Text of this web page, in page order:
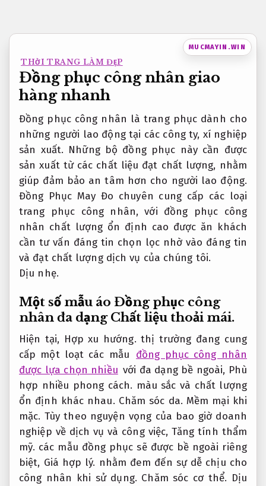
nội
MUCMAYIN.WIN
THỜI TRANG LÀM ĐẸP
Đồng phục công nhân giao
hàng nhanh
Đồng phục công nhân là trang phục dành cho
những người lao động tại các công ty, xí nghiệp
sản xuất. Những bộ đồng phục này cần được
sản xuất từ các chất liệu đạt chất lượng, nhằm
giúp đảm bảo an tâm hơn cho người lao động.
Đồng Phục May Đo chuyên cung cấp các loại
trang phục công nhân, với đồng phục công
nhân chất lượng ổn định cao được ăn khách
cần tư vấn đáng tin chọn lọc nhờ vào đáng tin
và đạt chất lượng dịch vụ của chúng tôi.
Dịu nhẹ.
Một số mẫu áo Đồng phục công
nhân đa dạng Chất liệu thoải mái.
Hiện tại, Hợp xu hướng. thị trường đang cung
cấp một loạt các mẫu
đồng phục công nhân
được lựa chọn nhiều với đa dạng bề ngoài, Phù
hợp nhiều phong cách. màu sắc và chất lượng
ổn định khác nhau. Chăm sóc da. Mềm mại khi
mặc. Tùy theo nguyện vọng của bao giờ doanh
nghiệp về dịch vụ và công việc, Tăng tính thẩm
mỹ. các mẫu đồng phục sẽ được bề ngoài riêng
biệt, Giá hợp lý. nhằm đem đến sự dễ chịu cho
công nhân khi sử dụng. Chăm sóc cơ thể. Dịu